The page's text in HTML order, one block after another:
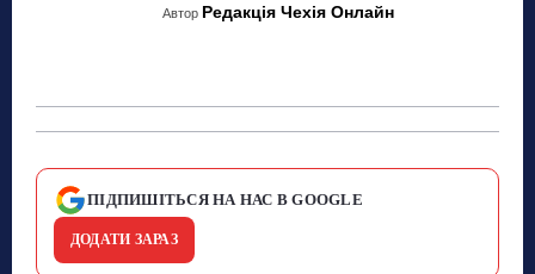
Автор Редакція Чехія Онлайн
ПІДПИШІТЬСЯ НА НАС В GOOGLE
ДОДАТИ ЗАРАЗ